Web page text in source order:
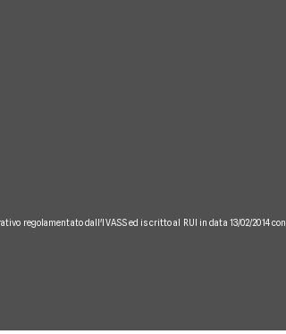
regolamentato dall'IVASS ed iscritto al RUI in data 13/02/2014 con